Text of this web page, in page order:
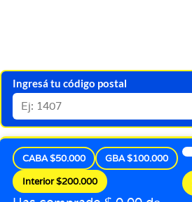
Ingresá tu código postal
CABA $50.000
GBA $100.000
Interior $200.000